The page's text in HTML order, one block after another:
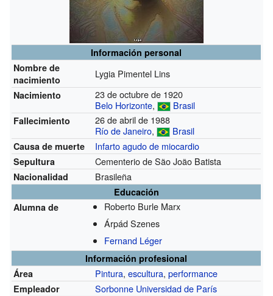
Información personal
Nombre de
nacimiento
Lygia Pimentel Lins
Nacimiento
23 de octubre de 1920
Belo Horizonte, Brasil
Fallecimiento
26 de abril de 1988
Río de Janeiro, Brasil
Causa de muerte Infarto agudo de miocardio
Sepultura Cementerio de São João Batista
Nacionalidad Brasileña
Educación
Alumna de
Roberto Burle Marx
Árpád Szenes
Fernand Léger
Información profesional
Área
Pintura,escultura,performance
Empleador Sorbonne Universidad de París